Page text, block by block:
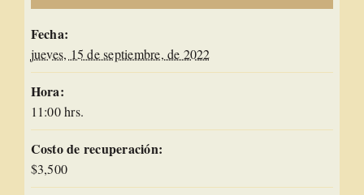
Fecha:
jueves, 15 de septiembre, de 2022
Hora:
11:00 hrs.
Costo de recuperación:
$3,500